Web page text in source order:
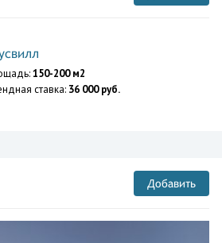
150-200 м2
ставка: 36 000 руб.
Добавить